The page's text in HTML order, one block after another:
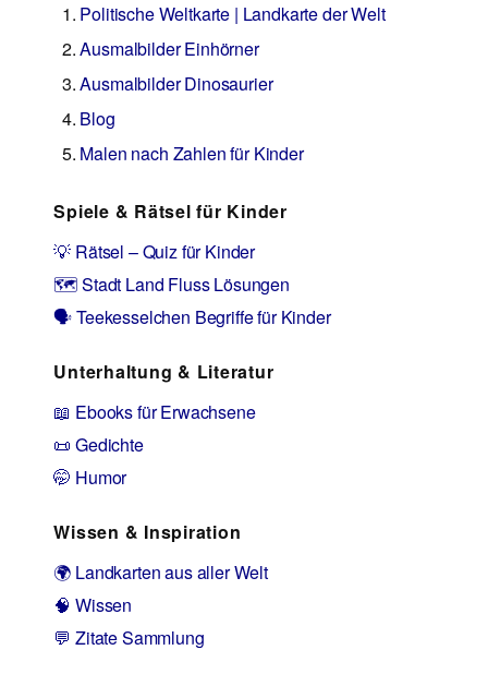
Politische Weltkarte | Landkarte der Welt
Ausmalbilder Einhörner
Ausmalbilder Dinosaurier
Blog
Malen nach Zahlen für Kinder
Spiele & Rätsel für Kinder
💡 Rätsel – Quiz für Kinder
🗺️ Stadt Land Fluss Lösungen
🗣️ Teekesselchen Begriffe für Kinder
Unterhaltung & Literatur
📖 Ebooks für Erwachsene
📜 Gedichte
🤭 Humor
Wissen & Inspiration
🌍 Landkarten aus aller Welt
🧠 Wissen
💬 Zitate Sammlung